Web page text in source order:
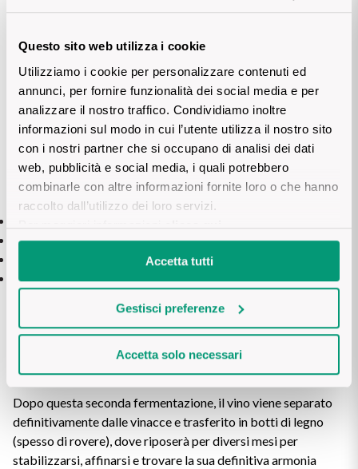
Questo sito web utilizza i cookie
Utilizziamo i cookie per personalizzare contenuti ed
annunci, per fornire funzionalità dei social media e per
analizzare il nostro traffico. Condividiamo inoltre
informazioni sul modo in cui l’utente utilizza il nostro sito
con i nostri partner che si occupano di analisi dei dati
web, pubblicità e social media, i quali potrebbero
combinarle con altre informazioni fornite loro o che hanno
raccolto dall’utilizzo dei loro servizi.
Per maggiori informazioniclicca qui.
Accetta tutti
Gestisci preferenze
Accetta solo necessari
alla temperatura e alla presenza di nuovi zuccheri, avviando
Durante questi giorni, avviene una vera e propria magia
estrattiva:
Il grado alcolico aumenta di circa 1-1,5 gradi.
Il colore si fa più profondo e impenetrabile.
Il corredo aromatico si arricchisce di sentori terziari e
Dopo questa seconda fermentazione, il vino viene separato
definitivamente dalle vinacce e trasferito in botti di legno
(spesso di rovere), dove riposerà per diversi mesi per
stabilizzarsi, affinarsi e trovare la sua definitiva armonia